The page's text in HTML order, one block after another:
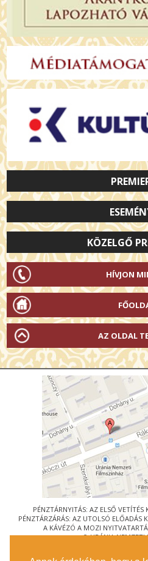
KÖZELGŐ
HÍVJON
AZ OLDAL
PÉNZTÁRNYITÁS: AZ ELSŐ VETÍTÉS
PÉNZTÁRZÁRÁS: AZ UTOLSÓ ELŐADÁS
A KÁVÉZÓ A MOZI
© URÁNIA NEMZETI